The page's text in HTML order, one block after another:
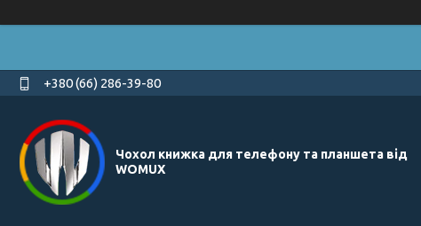
+380 (66) 286-39-80
Чохол книжка для телефону та планшета від
WOMUX